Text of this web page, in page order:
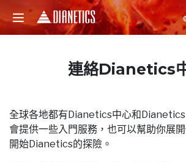
連絡Dianetics
全球各地都有Dianetics中心和
會提供一些入門服務，也可以幫助你展
開始Dianetics的探險。